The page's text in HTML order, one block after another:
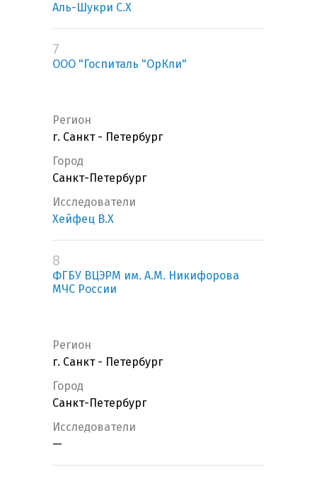
Аль-Шукри С.Х
7
ООО "Госпиталь "ОрКли"
Регион
г. Санкт - Петербург
Город
Санкт-Петербург
Исследователи
Хейфец В.Х
8
ФГБУ ВЦЭРМ им. А.М. Никифорова
МЧС России
Регион
г. Санкт - Петербург
Город
Санкт-Петербург
Исследователи
—